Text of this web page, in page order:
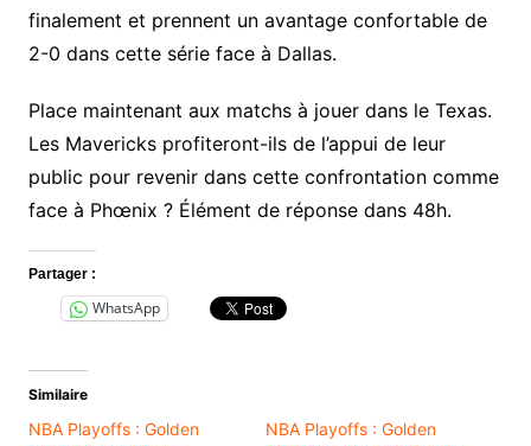
finalement et prennent un avantage confortable de
2-0 dans cette série face à Dallas.
Place maintenant aux matchs à jouer dans le Texas.
Les Mavericks profiteront-ils de l’appui de leur
public pour revenir dans cette confrontation comme
face à Phœnix ? Élément de réponse dans 48h.
Partager :
WhatsApp
Similaire
NBA Playoffs : Golden
NBA Playoffs : Golden